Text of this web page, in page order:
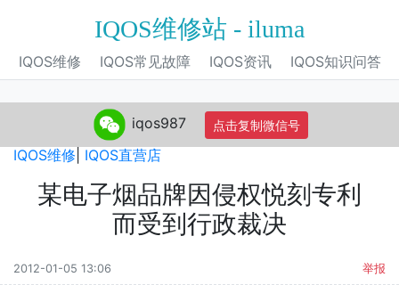
IQOS维修站 - iluma
IQOS维修 IQOS常见故障 IQOS资讯 IQOS知识问答
|IQOS电子烟| IQOS专营店|IQOS自营店
IQOS维修 IQOS直营店
某电子烟品牌因侵权悦刻专利
而受到行政裁决
2012-01-05 13:06 举报
iqos987 点击复制微信号